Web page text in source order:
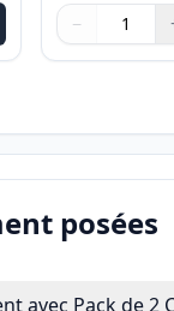
Quantité
Utilisez les
−
Quantité
posées
avec Pack de 2